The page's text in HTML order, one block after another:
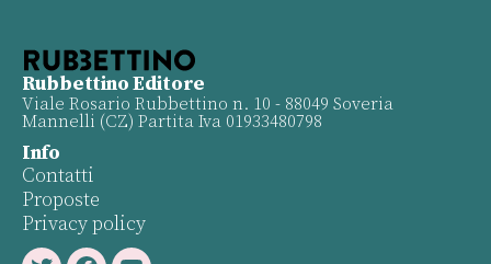
Rubbettino Editore
Viale Rosario Rubbettino n. 10 - 88049 Soveria
Mannelli (CZ) Partita Iva 01933480798
Info
Contatti
Proposte
Privacy policy